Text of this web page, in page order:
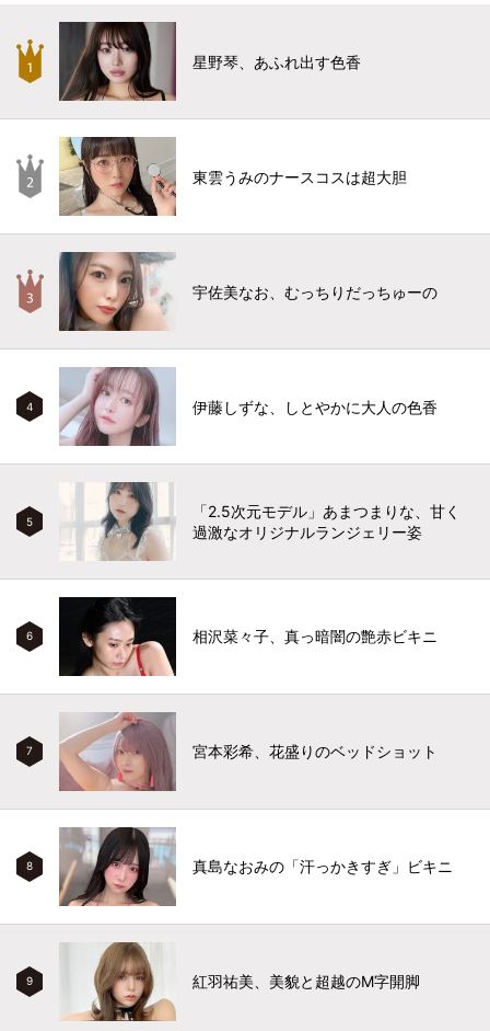
星野琴、あふれ出す色香
東雲うみのナースコスは超大胆
宇佐美なお、むっちりだっちゅーの
4 伊藤しずな、しとやかに大人の色香
5
「2.5次元モデル」あまつまりな、甘く
過激なオリジナルランジェリー姿
6 相沢菜々子、真っ暗闇の艶赤ビキニ
7 宮本彩希、花盛りのベッドショット
8 真島なおみの「汗っかきすぎ」ビキニ
9 紅羽祐美、美貌と超越のM字開脚